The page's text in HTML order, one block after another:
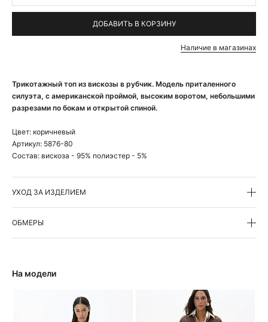
Трикотажный топ из вискозы в рубчик. Модель приталенного
силуэта, с американской проймой, высоким воротом, небольшими
разрезами по бокам и открытой спиной.
Цвет: коричневый
Артикул: 5876-80
Состав: вискоза - 95% полиэстер - 5%
УХОД ЗА ИЗДЕЛИЕМ
ОБМЕРЫ
ДОБАВИТЬ В КОРЗИНУ
Наличие в магазинах
На модели